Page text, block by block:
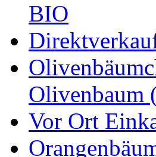
BIO
Olivenbaum
Vor Ort